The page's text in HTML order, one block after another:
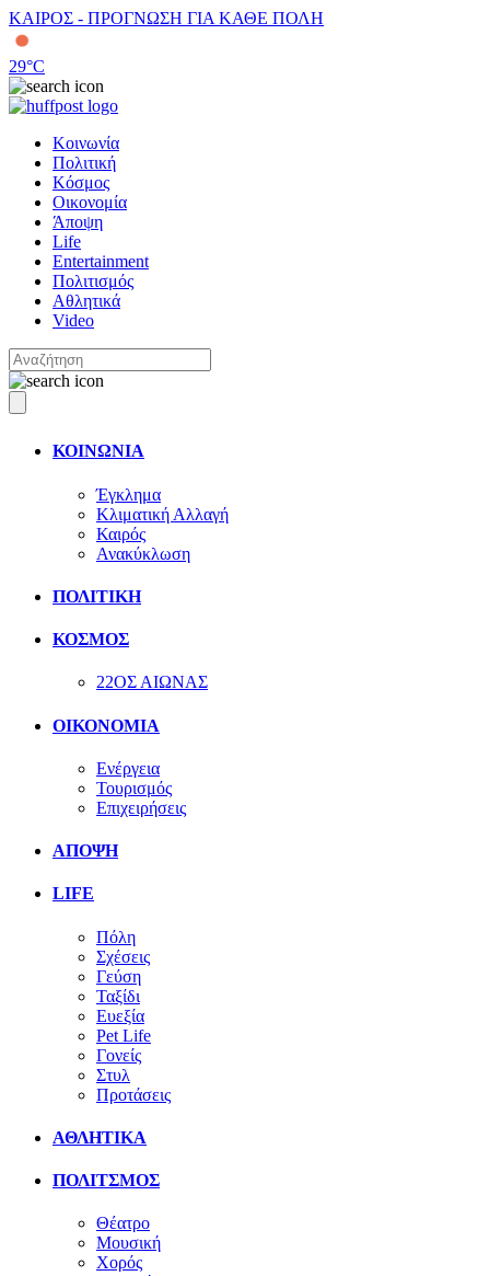
ΚΑΙΡΟΣ - ΠΡΟΓΝΩΣΗ ΓΙΑ ΚΑΘΕ ΠΟΛΗ
29°C
Κοινωνία
Πολιτική
Κόσμος
Οικονομία
Άποψη
Life
Entertainment
Πολιτισμός
Αθλητικά
Video
ΚΟΙΝΩΝΙΑ
Έγκλημα
Κλιματική Αλλαγή
Καιρός
Ανακύκλωση
ΠΟΛΙΤΙΚΗ
ΚΟΣΜΟΣ
22ΟΣ ΑΙΩΝΑΣ
ΟΙΚΟΝΟΜΙΑ
Ενέργεια
Τουρισμός
Επιχειρήσεις
ΑΠΟΨΗ
LIFE
Πόλη
Σχέσεις
Γεύση
Ταξίδι
Ευεξία
Pet Life
Γονείς
Στυλ
Προτάσεις
ΑΘΛΗΤΙΚΑ
ΠΟΛΙΤΣΜΟΣ
Θέατρο
Μουσική
Χορός